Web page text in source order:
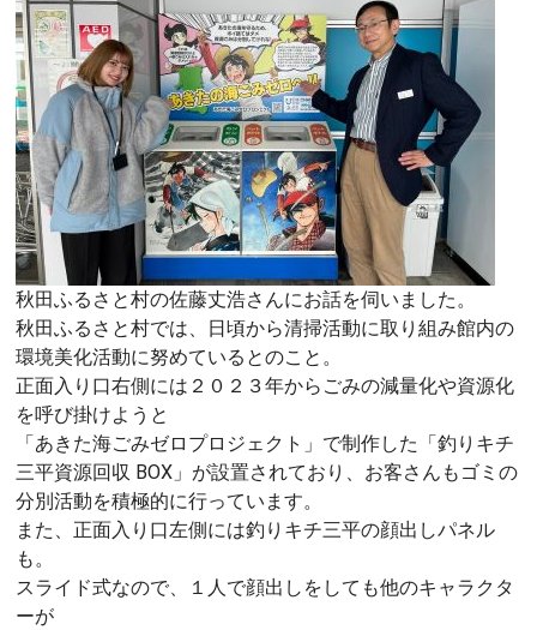
秋田ふるさと村の佐藤丈浩さんにお話を伺いました。
秋田ふるさと村では、日頃から清掃活動に取り組み館内の
環境美化活動に努めているとのこと。
正面入り口右側には２０２３年からごみの減量化や資源化
を呼び掛けようと
「あきた海ごみゼロプロジェクト」で制作した「釣りキチ
三平資源回収 BOX」が設置されており、お客さんもゴミの
分別活動を積極的に行っています。
また、正面入り口左側には釣りキチ三平の顔出しパネル
も。
スライド式なので、１人で顔出しをしても他のキャラクタ
ーが